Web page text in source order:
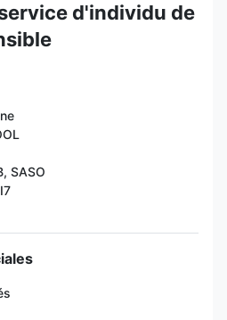
d'individu de
SASO